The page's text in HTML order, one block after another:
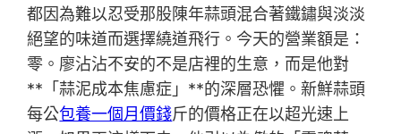
都因為難以忍受那股陳年蒜頭混合著鐵鏽與淡淡
絕望的味道而選擇繞道飛行。今天的營業額是：
零。廖沾沾不安的不是店裡的生意，而是他對
**「蒜泥成本焦慮症」**的深層恐懼。新鮮蒜頭
每公包養一個月價錢斤的價格正在以超光速上